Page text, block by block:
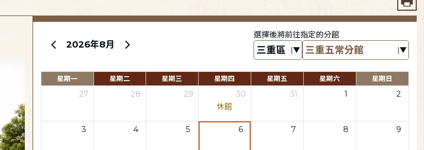
2026年8月
選擇後將前往指定的分館
星期一 星期二 星期三 星期四 星期五 星期六 星期日
27 28 29
30
休館
31 1 2
3 4 5 6 7 8 9